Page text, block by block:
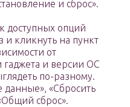
и сброс».
доступных опций
и кликнуть на пункт
от
гаджета и версии ОС
по-разному.
данные», «Сбросить
сброс».